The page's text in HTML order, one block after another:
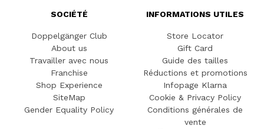
SOCIÉTÉ
Doppelgänger Club
About us
Travailler avec nous
Franchise
Shop Experience
SiteMap
Gender Equality Policy
INFORMATIONS UTILES
Store Locator
Gift Card
Guide des tailles
Réductions et promotions
Infopage Klarna
Cookie & Privacy Policy
Conditions générales de
vente